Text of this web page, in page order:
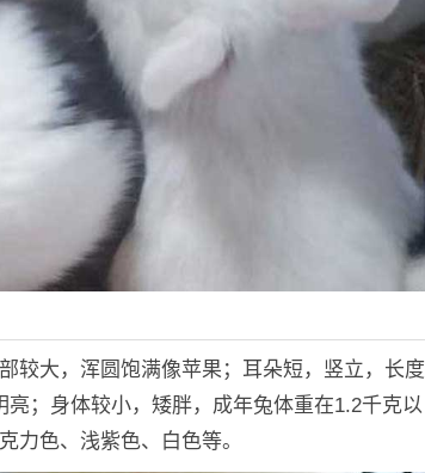
较大，浑圆饱满像苹果；耳朵短，竖立，长度
；身体较小，矮胖，成年兔体重在1.2千克以
力色、浅紫色、白色等。